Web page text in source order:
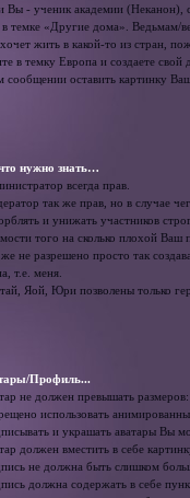
Вы - ученик академии (Неканон),
темке «Другие дома». Ведьмам/
жить в какой-то из стран,
в темку Европа и создаете
сообщении оставить картинку
нужно знать…
всегда прав.
так же прав, но в случае
и унижать участников
того на сколько плохой Ваш
не разрешено просто так
т.е. меня.
Яой, Юри позволены только
Профиль...
не должен превышать
использовать
и украшать аватары Вы
должен вместить в себе
не должна быть слишком
должна содержать в себе